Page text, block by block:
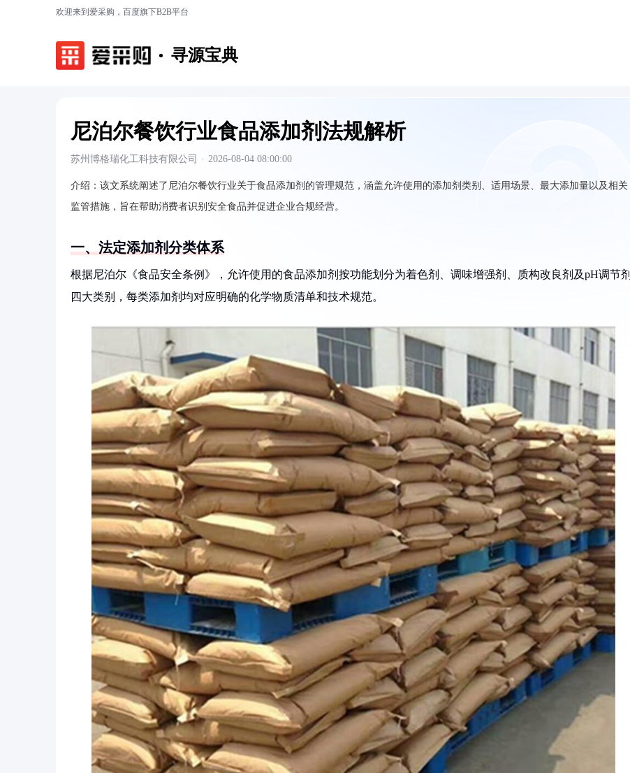
欢迎来到爱采购，百度旗下B2B平台
寻源宝典
尼泊尔餐饮行业食品添加剂法规解析
苏州博格瑞化工科技有限公司 · 2026-08-04 08:00:00
介绍： 该文系统阐述了尼泊尔餐饮行业关于食品添加剂的管理规范，涵盖允许使用的添加剂类别、适用场景、最大添加量以及相关
监管措施，旨在帮助消费者识别安全食品并促进企业合规经营。
一、法定添加剂分类体系
根据尼泊尔《食品安全条例》，允许使用的食品添加剂按功能划分为着色剂、调味增强剂、质构改良剂及pH调节剂
四大类别，每类添加剂均对应明确的化学物质清单和技术规范。